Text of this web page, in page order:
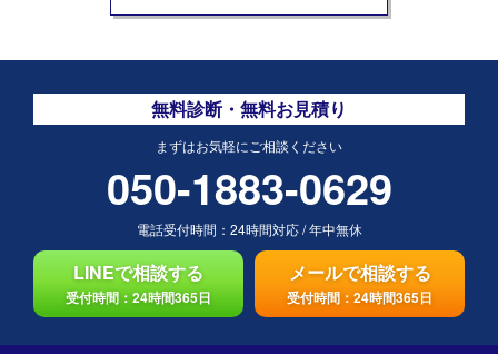
無料診断・無料お見積り
まずはお気軽にご相談ください
050-1883-0629
電話受付時間： 24時間対応/年中無休
LINEで相談する
受付時間：24時間365日
メールで相談する
受付時間：24時間365日